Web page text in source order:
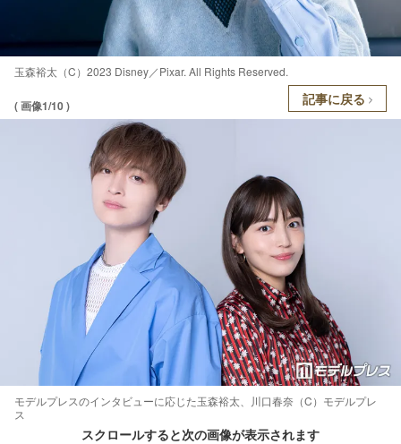
玉森裕太（C）2023 Disney／Pixar. All Rights Reserved.
( 画像1/10 ) 記事に戻る
モデルプレスのインタビューに応じた玉森裕太、川口春奈（C）モデルプレ
ス
スクロールすると次の画像が表示されます